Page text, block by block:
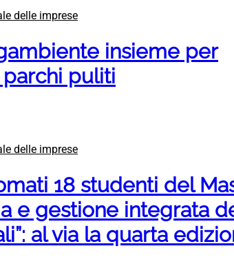
delle imprese
insieme per
puliti
delle imprese
18 studenti del
e gestione integrata
al via la quarta